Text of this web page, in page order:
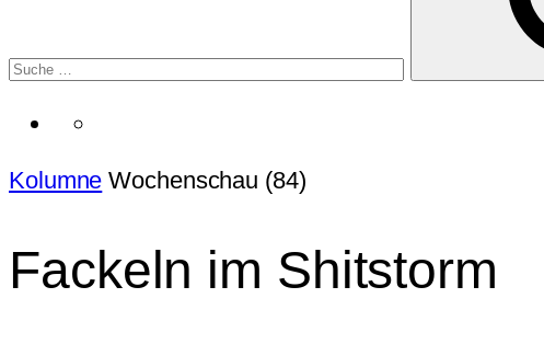
Kolumne Wochenschau (84)
Fackeln im Shitstorm